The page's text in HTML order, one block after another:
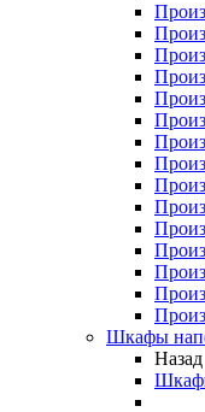
Шкафы
Назад